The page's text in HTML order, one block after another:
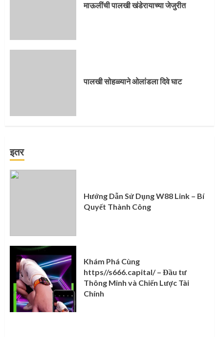
माऊलींची पालखी खंडेरायाच्या जेजुरीत
पालखी सोहळ्याने ओलांडला दिवे घाट
इतर
Hướng Dẫn Sử Dụng W88 Link – Bí
Quyết Thành Công
Khám Phá Cùng
https//s666.capital/ – Đầu tư
Thông Minh và Chiến Lược Tài
Chính